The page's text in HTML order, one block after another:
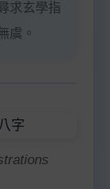
求玄學指
虞。